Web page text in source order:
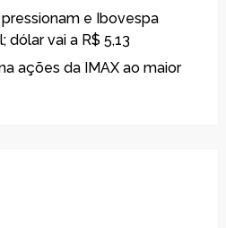
e Ibovespa
vai a R$ 5,13
ações da IMAX ao maior